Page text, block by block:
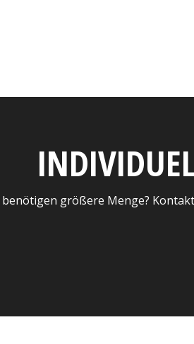
größere Menge?